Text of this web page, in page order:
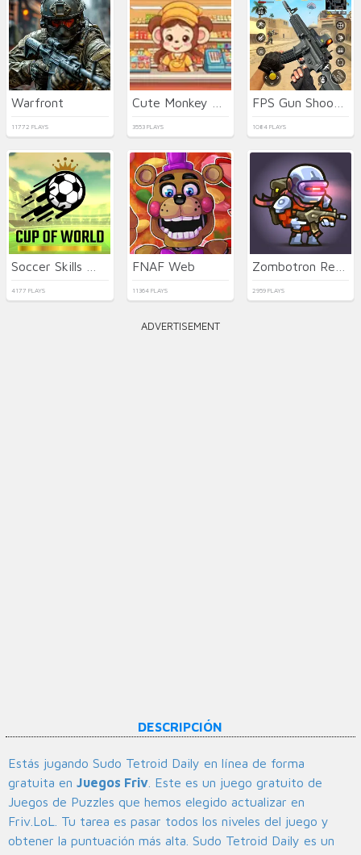
Warfront
11772 PLAYS 3553 PLAYS 1084 PLAYS
4177 PLAYS
FNAF Web
11364 PLAYS 2959 PLAYS
ADVERTISEMENT
DESCRIPCIÓN
Estás jugando Sudo Tetroid Daily en línea de forma
gratuita en Juegos Friv . Este es un juego gratuito de
Juegos de Puzzles que hemos elegido actualizar en
Friv.LoL. Tu tarea es pasar todos los niveles del juego y
obtener la puntuación más alta. Sudo Tetroid Daily es un